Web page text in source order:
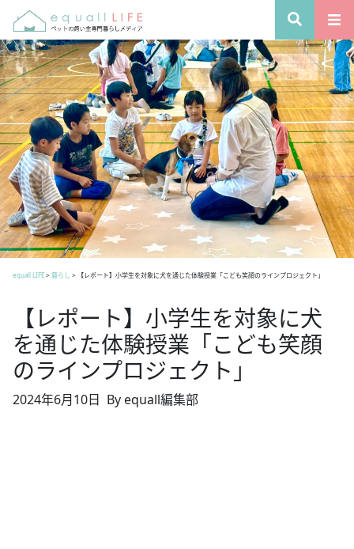
equall LIFE> 暮らし > 【レポート】小学生を対象に犬を通じた体験授業「こども笑顔のラインプロジェクト」
【レポート】小学生を対象に犬
を通じた体験授業「こども笑顔
のラインプロジェクト」
2024年6月10日 By equall編集部